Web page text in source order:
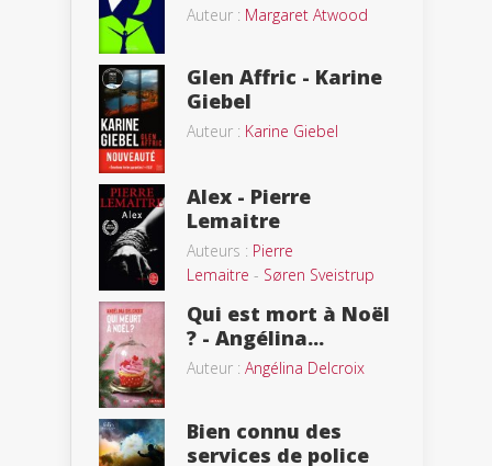
Auteur : Margaret Atwood
Glen Affric - Karine
Giebel
Auteur : Karine Giebel
Alex - Pierre
Lemaitre
Auteurs : Pierre
Lemaitre - Søren Sveistrup
Qui est mort à Noël
? - Angélina...
Auteur : Angélina Delcroix
Bien connu des
services de police